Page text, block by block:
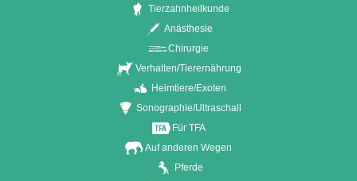
Tierzahnheilkunde
Anästhesie
Chirurgie
Verhalten/Tierernährung
Heimtiere/Exoten
Sonographie/Ultraschall
Für TFA
Auf anderen Wegen
Pferde